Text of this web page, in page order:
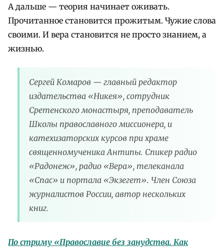
А дальше — теория начинает оживать.
Прочитанное становится прожитым. Чужие слова
своими. И вера становится не просто знанием, а
жизнью.
Сергей Комаров — главный редактор
издательства «Никея», сотрудник
Сретенского монастыря, преподаватель
Школы православного миссионера, и
катехизаторских курсов при храме
священномученика Антипы. Спикер радио
«Радонеж», радио «Вера», телеканала
«Спас» и портала «Экзегет». Член Союза
журналистов России, автор нескольких
книг.
По стриму «Православие без занудства. Как